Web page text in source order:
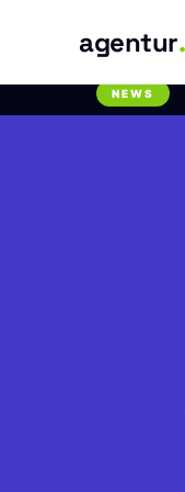
agentur
NEWS
Breaking
Chlordioxid: Die